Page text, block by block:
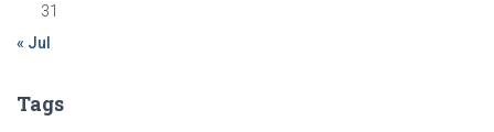
31
« Jul
Tags